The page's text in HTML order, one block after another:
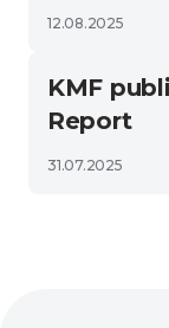
12.08.2025
KMF
Report
31.07.2025